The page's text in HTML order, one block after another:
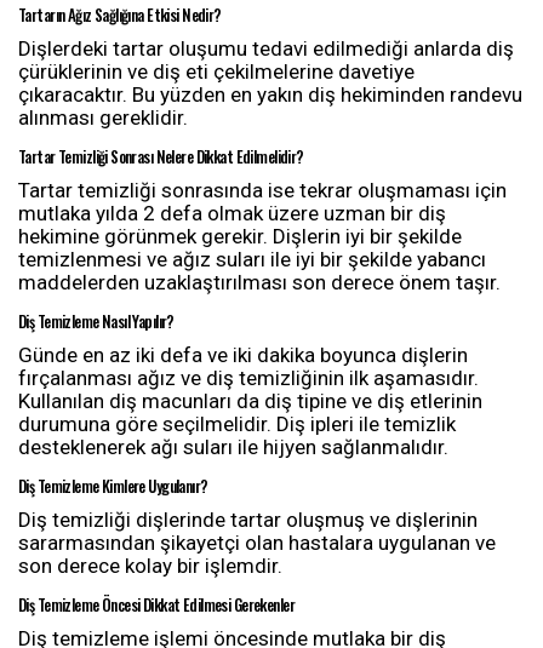
Tartarın Ağız Sağlığına Etkisi Nedir?
Dişlerdeki tartar oluşumu tedavi edilmediği anlarda diş
çürüklerinin ve diş eti çekilmelerine davetiye
çıkaracaktır. Bu yüzden en yakın diş hekiminden randevu
alınması gereklidir.
Tartar Temizliği Sonrası Nelere Dikkat Edilmelidir?
Tartar temizliği sonrasında ise tekrar oluşmaması için
mutlaka yılda 2 defa olmak üzere uzman bir diş
hekimine görünmek gerekir. Dişlerin iyi bir şekilde
temizlenmesi ve ağız suları ile iyi bir şekilde yabancı
maddelerden uzaklaştırılması son derece önem taşır.
Diş Temizleme Nasıl Yapılır?
Günde en az iki defa ve iki dakika boyunca dişlerin
fırçalanması ağız ve diş temizliğinin ilk aşamasıdır.
Kullanılan diş macunları da diş tipine ve diş etlerinin
durumuna göre seçilmelidir. Diş ipleri ile temizlik
desteklenerek ağı suları ile hijyen sağlanmalıdır.
Diş Temizleme Kimlere Uygulanır?
Diş temizliği dişlerinde tartar oluşmuş ve dişlerinin
sararmasından şikayetçi olan hastalara uygulanan ve
son derece kolay bir işlemdir.
Diş Temizleme Öncesi Dikkat Edilmesi Gerekenler
Diş temizleme işlemi öncesinde mutlaka bir diş